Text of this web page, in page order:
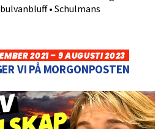
• Schulmans
2021 – 9 AUGUSTI 2023
VI PÅ MORGONPOSTEN